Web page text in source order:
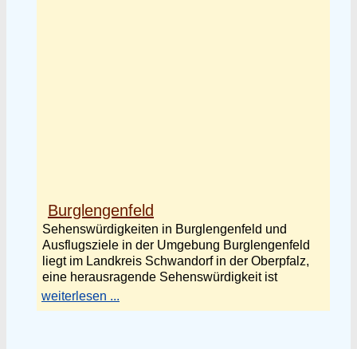
Burglengenfeld
Sehenswürdigkeiten in Burglengenfeld und
Ausflugsziele in der Umgebung Burglengenfeld
liegt im Landkreis Schwandorf in der Oberpfalz,
eine herausragende Sehenswürdigkeit ist
weiterlesen ...